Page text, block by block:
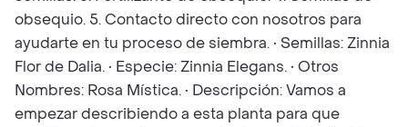
obsequio. 5. Contacto directo con nosotros para
ayudarte en tu proceso de siembra. • Semillas: Zinnia
Flor de Dalia. • Especie: Zinnia Elegans. • Otros
Nombres: Rosa Mística. • Descripción: Vamos a
empezar describiendo a esta planta para que